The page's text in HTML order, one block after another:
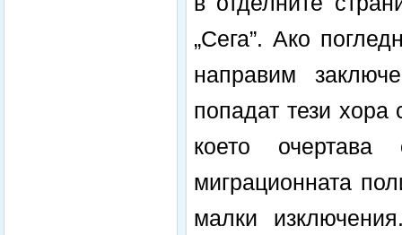
„Сега”. Ако
направим
попадат тези
което
миграционната
малки